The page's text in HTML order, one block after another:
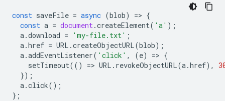
const saveFile = async (blob) => {
const a = document.createElement( 'a' );
a.download = 'my-file.txt' ;
a.href = URL .createObjectURL(blob);
a.addEventListener( 'click' , (e) => {
setTimeout(() => URL . revokeObjectURL(a.href),
});
a.click();
};